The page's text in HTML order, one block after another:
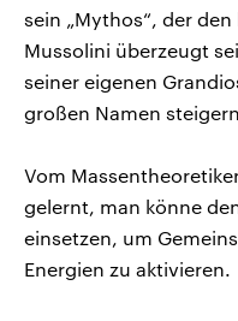
sein „Mythos“, der
Mussolini überzeugt
seiner eigenen
großen Namen
Vom
gelernt, man könne
einsetzen, um
Energien zu aktivieren.